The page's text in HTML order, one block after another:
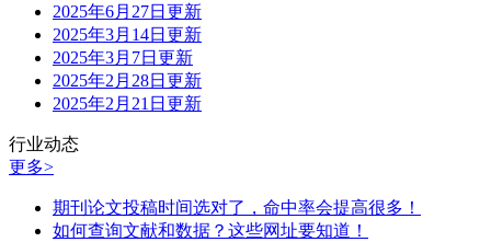
2025年6月27日更新
2025年3月14日更新
2025年3月7日更新
2025年2月28日更新
2025年2月21日更新
行业动态
更多>
期刊论文投稿时间选对了，命中率会提高很多！
如何查询文献和数据？这些网址要知道！